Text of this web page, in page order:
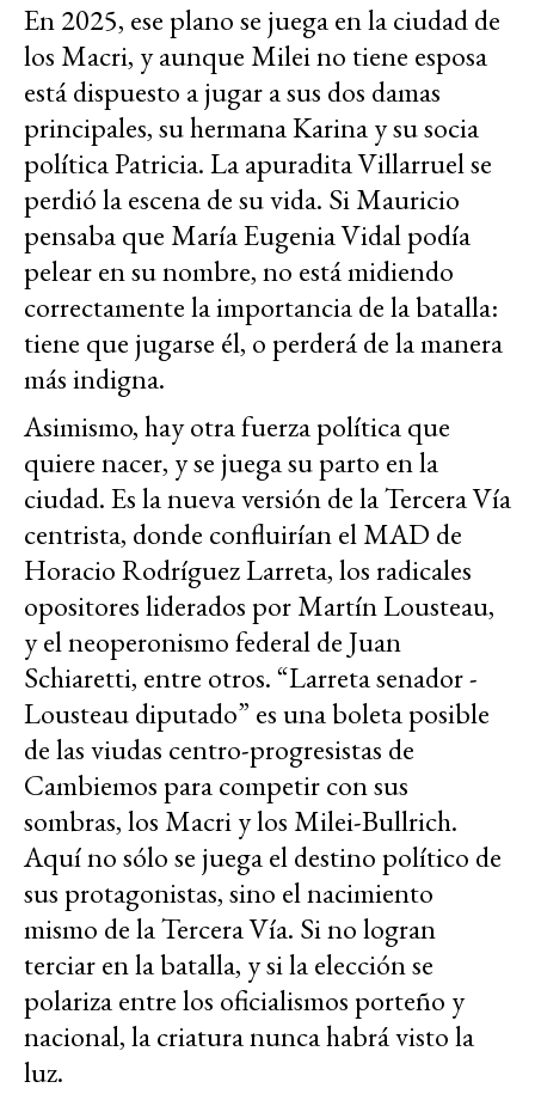
En 2025, ese plano se juega en la ciudad de
los Macri, y aunque Milei no tiene esposa
está dispuesto a jugar a sus dos damas
principales, su hermana Karina y su socia
política Patricia. La apuradita Villarruel se
perdió la escena de su vida. Si Mauricio
pensaba que María Eugenia Vidal podía
pelear en su nombre, no está midiendo
correctamente la importancia de la batalla:
tiene que jugarse él, o perderá de la manera
más indigna.
Asimismo, hay otra fuerza política que
quiere nacer, y se juega su parto en la
ciudad. Es la nueva versión de la Tercera Vía
centrista, donde confluirían el MAD de
Horacio Rodríguez Larreta, los radicales
opositores liderados por Martín Lousteau,
y el neoperonismo federal de Juan
Schiaretti, entre otros. “Larreta senador -
Lousteau diputado” es una boleta posible
de las viudas centro-progresistas de
Cambiemos para competir con sus
sombras, los Macri y los Milei-Bullrich.
Aquí no sólo se juega el destino político de
sus protagonistas, sino el nacimiento
mismo de la Tercera Vía. Si no logran
terciar en la batalla, y si la elección se
polariza entre los oficialismos porteño y
nacional, la criatura nunca habrá visto la
luz.